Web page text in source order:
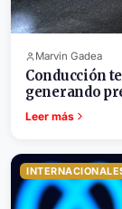
Marvin Gadea
Conducción
generando
Leer más